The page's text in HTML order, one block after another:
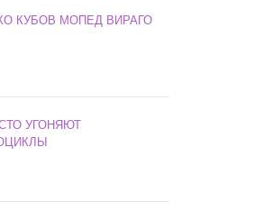
КУБОВ МОПЕД ВИРАГО
УГОНЯЮТ